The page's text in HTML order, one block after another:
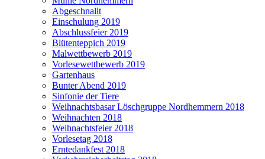
Abgeschnallt
Einschulung 2019
Abschlussfeier 2019
Blütenteppich 2019
Malwettbewerb 2019
Vorlesewettbewerb 2019
Gartenhaus
Bunter Abend 2019
Sinfonie der Tiere
Weihnachtsbasar Löschgruppe Nordhemmern 2018
Weihnachten 2018
Weihnachtsfeier 2018
Vorlesetag 2018
Erntedankfest 2018